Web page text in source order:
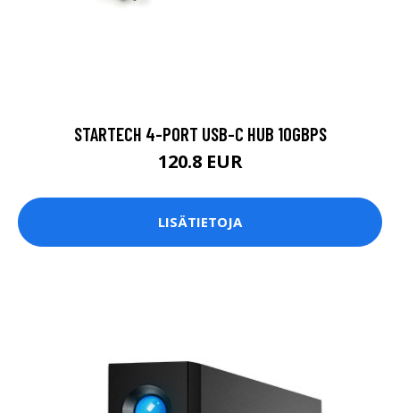
STARTECH 4-PORT USB-C HUB 10GBPS
120.8 EUR
LISÄTIETOJA